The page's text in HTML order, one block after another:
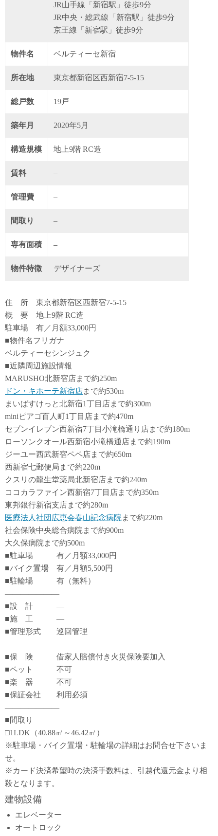
JR山手線「新宿駅」徒歩9分
JR中央・総武線「新宿駅」徒歩9分
京王線「新宿駅」徒歩9分
物件名 ベルティーセ新宿
所在地 東京都新宿区西新宿7-5-15
総戸数 19戸
築年月 2020年5月
構造規模 地上9階 RC造
賃料 –
管理費 –
間取り –
専有面積 –
物件特徴 デザイナーズ
住 所 東京都新宿区西新宿7-5-15
概 要 地上9階 RC造
駐車場 有／月額33,000円
■物件名フリガナ
ベルティーセシンジュク
■近隣周辺施設情報
MARUSHO北新宿店まで約250m
ドン・キホーテ新宿店まで約530m
まいばすけっと北新宿1丁目店まで約300m
miniピアゴ百人町1丁目店まで約470m
セブンイレブン西新宿7丁目小滝橋通り店まで約180m
ローソンクオール西新宿小滝橋通店まで約190m
ジーユー西武新宿ペペ店まで約650m
西新宿七郵便局まで約220m
クスリの龍生堂薬局北新宿店まで約240m
ココカラファイン西新宿7丁目店まで約350m
東邦銀行新宿支店まで約280m
医療法人社団広恵会春山記念病院 まで約220m
社会保険中央総合病院まで約900m
大久保病院まで約500m
■駐車場 有／月額33,000円
■バイク置場 有／月額5,500円
■駐輪場 有（無料）
―――――――
■設 計 ―
■施 工 ―
■管理形式 巡回管理
―――――――
■保 険 借家人賠償付き火災保険要加入
■ペット 不可
■楽 器 不可
■保証会社 利用必須
―――――――
■間取り
□1LDK（40.88㎡～46.42㎡）
※駐車場・バイク置場・駐輪場の詳細はお問合せ下さいま
せ。
※カード決済希望時の決済手数料は、引越代還元金より相
殺となります。
建物設備
エレベーター
オートロック